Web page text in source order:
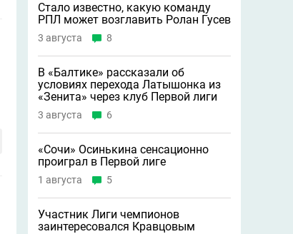
Стало известно, какую команду
РПЛ может возглавить Ролан Гусев
3 августа 8
В «Балтике» рассказали об
условиях перехода Латышонка из
«Зенита» через клуб Первой лиги
3 августа 6
«Сочи» Осинькина сенсационно
проиграл в Первой лиге
1 августа 5
Участник Лиги чемпионов
заинтересовался Кравцовым